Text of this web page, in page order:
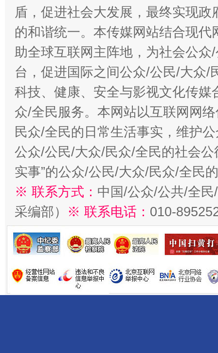
盾，促进社会大发展，最终实现
的和谐统一。本传媒网站结合现
助全球互联网主阵地，为社会公
台，促进国际之间公众/公民/大众/
科技、健康、安全与影视文化传
众/全民服务。本网站以互联网网
民众/全民的日常生活事实，维护
公众/公民/大众/民众/全民的社会公
实事”的公众/公民/大众/民众/全民
※ 联系方式： 中国/公众/公共/全
采编部） ※ 联系电话： 010-